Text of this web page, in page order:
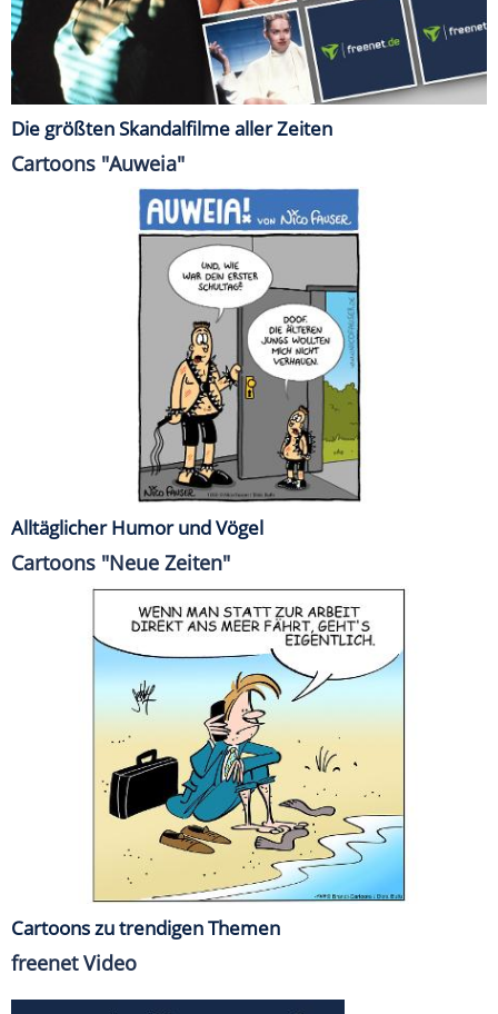
Die größten Skandalfilme aller Zeiten
Cartoons "Auweia"
Alltäglicher Humor und Vögel
Cartoons "Neue Zeiten"
Cartoons zu trendigen Themen
freenet Video